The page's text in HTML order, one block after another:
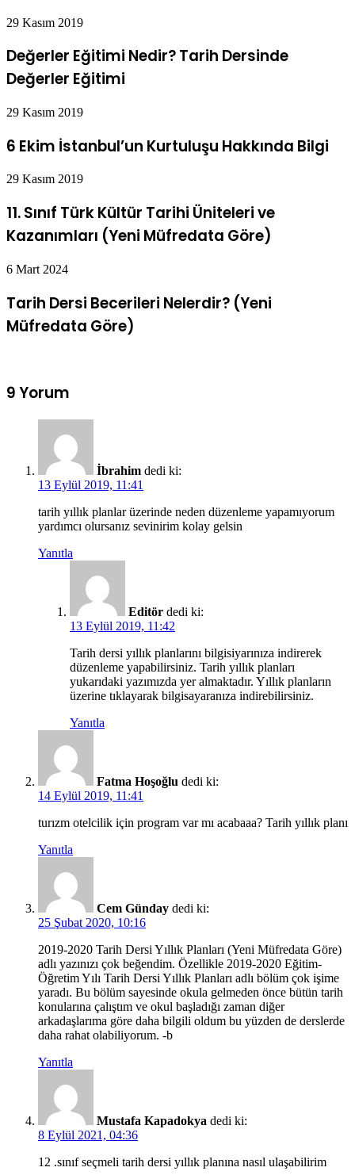
29 Kasım 2019
Değerler Eğitimi Nedir? Tarih Dersinde
Değerler Eğitimi
29 Kasım 2019
6 Ekim İstanbul’un Kurtuluşu Hakkında Bilgi
29 Kasım 2019
11. Sınıf Türk Kültür Tarihi Üniteleri ve
Kazanımları (Yeni Müfredata Göre)
6 Mart 2024
Tarih Dersi Becerileri Nelerdir? (Yeni
Müfredata Göre)
9 Yorum
İbrahim dedi ki:
13 Eylül 2019, 11:41
tarih yıllık planlar üzerinde neden düzenleme yapamıyorum
yardımcı olursanız sevinirim kolay gelsin
Yanıtla
Editör dedi ki:
13 Eylül 2019, 11:42
Tarih dersi yıllık planlarını bilgisiyarınıza indirerek
düzenleme yapabilirsiniz. Tarih yıllık planları
yukarıdaki yazımızda yer almaktadır. Yıllık planların
üzerine tıklayarak bilgisayaranıza indirebilirsiniz.
Yanıtla
Fatma Hoşoğlu dedi ki:
14 Eylül 2019, 11:41
turızm otelcilik için program var mı acabaaa? Tarih yıllık planı
Yanıtla
Cem Günday dedi ki:
25 Şubat 2020, 10:16
2019-2020 Tarih Dersi Yıllık Planları (Yeni Müfredata Göre)
adlı yazınızı çok beğendim. Özellikle 2019-2020 Eğitim-
Öğretim Yılı Tarih Dersi Yıllık Planları adlı bölüm çok işime
yaradı. Bu bölüm sayesinde okula gelmeden önce bütün tarih
konularına çalıştım ve okul başladığı zaman diğer
arkadaşlarıma göre daha bilgili oldum bu yüzden de derslerde
daha rahat olabiliyorum. -b
Yanıtla
Mustafa Kapadokya dedi ki:
8 Eylül 2021, 04:36
12 .sınıf seçmeli tarih dersi yıllık planına nasıl ulaşabilirim